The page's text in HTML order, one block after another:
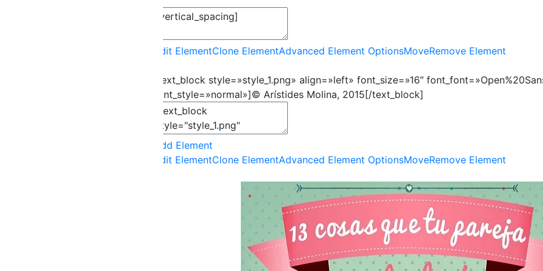
Edit ElementClone ElementAdvanced Element OptionsMoveRemove Element
[text_block style=»style_1.png» align=»left» font_size=»16″
font_style=»normal»]© Arístides Molina, 2015[/text_block]
Add Element
Edit ElementClone ElementAdvanced Element OptionsMoveRemove Element